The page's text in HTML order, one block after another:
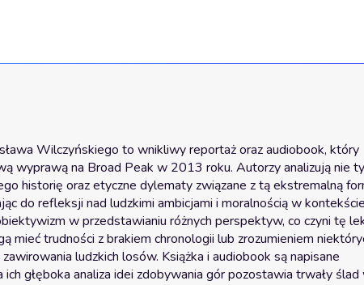
Wilczyńskiego to wnikliwy reportaż oraz audiobook, który
wyprawą na Broad Peak w 2013 roku. Autorzy analizują nie
historię oraz etyczne dylematy związane z tą ekstremalną
do refleksji nad ludzkimi ambicjami i moralnością w kontekście
w przedstawianiu różnych perspektyw, co czyni tę
trudności z brakiem chronologii lub zrozumieniem
ludzkich losów. Książka i audiobook są napisane
głęboka analiza idei zdobywania gór pozostawia trwały ślad